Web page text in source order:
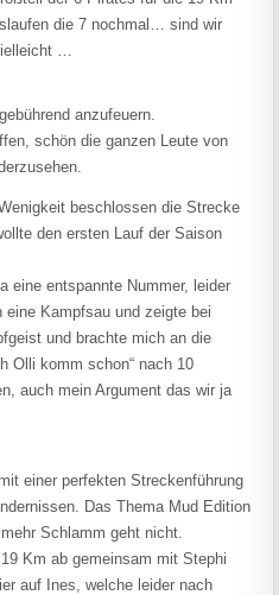
die 7 nochmal… sind wir
…
anzufeuern.
schön die ganzen Leute von
beschlossen die Strecke
den ersten Lauf der Saison
eine entspannte Nummer, leider
Kampfsau und zeigte bei
und brachte mich an die
Olli komm schon“ nach 10
auch mein Argument das wir ja
einer perfekten Streckenführung
Das Thema Mud Edition
Schlamm geht nicht.
Km ab gemeinsam mit Stephi
auf Ines, welche leider nach